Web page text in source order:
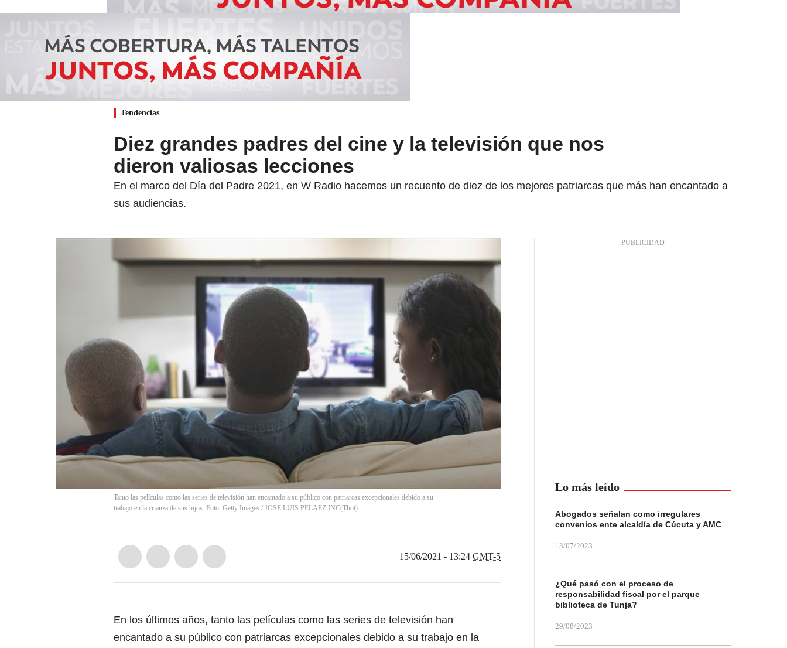
Tendencias
Diez grandes padres del cine y la televisión que nos
dieron valiosas lecciones
En el marco del Día del Padre 2021, en W Radio hacemos un recuento de diez de los mejores patriarcas que más han encantado a
sus audiencias.
Tanto las películas como las series de televisión han encantado a su público con patriarcas excepcionales debido a su
trabajo en la crianza de sus hijos. Foto: Getty Images / JOSE LUIS PELAEZ INC(Thot)
15/06/2021 - 13:24 GMT-5
En los últimos años, tanto las películas como las series de televisión han
encantado a su público con patriarcas excepcionales debido a su trabajo en la
Lo más leído
Abogados señalan como irregulares
convenios ente alcaldía de Cúcuta y AMC
13/07/2023
¿Qué pasó con el proceso de
responsabilidad fiscal por el parque
biblioteca de Tunja?
29/08/2023